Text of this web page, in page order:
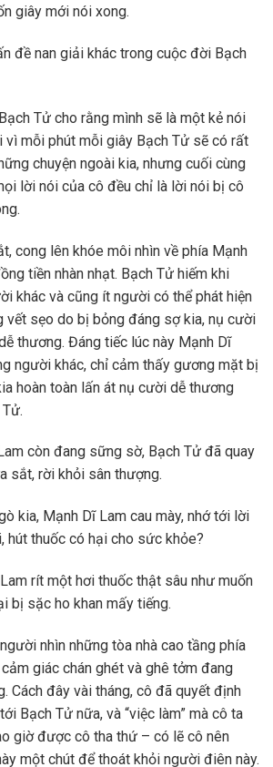
giây mới nói xong.
đề nan giải khác trong cuộc đời Bạch
Tử cho rằng mình sẽ là một kẻ nói
vì mỗi phút mỗi giây Bạch Tử sẽ có rất
chuyện ngoài kia, nhưng cuối cùng
lời nói của cô đều chỉ là lời nói bị cô
cong lên khóe môi nhìn về phía Mạnh
tiền nhàn nhạt. Bạch Tử hiếm khi
khác và cũng ít người có thể phát hiện
vết sẹo do bị bỏng đáng sợ kia, nụ cười
thương. Đáng tiếc lúc này Mạnh Dĩ
người khác, chỉ cảm thấy gương mặt bị
hoàn toàn lấn át nụ cười dễ thương
còn đang sững sờ, Bạch Tử đã quay
sắt, rời khỏi sân thượng.
kia, Mạnh Dĩ Lam cau mày, nhớ tới lời
hút thuốc có hại cho sức khỏe?
rít một hơi thuốc thật sâu như muốn
bị sặc ho khan mấy tiếng.
nhìn những tòa nhà cao tầng phía
giác chán ghét và ghê tởm đang
Cách đây vài tháng, cô đã quyết định
Bạch Tử nữa, và “việc làm” mà cô ta
giờ được cô tha thứ – có lẽ cô nên
một chút để thoát khỏi người điên này.